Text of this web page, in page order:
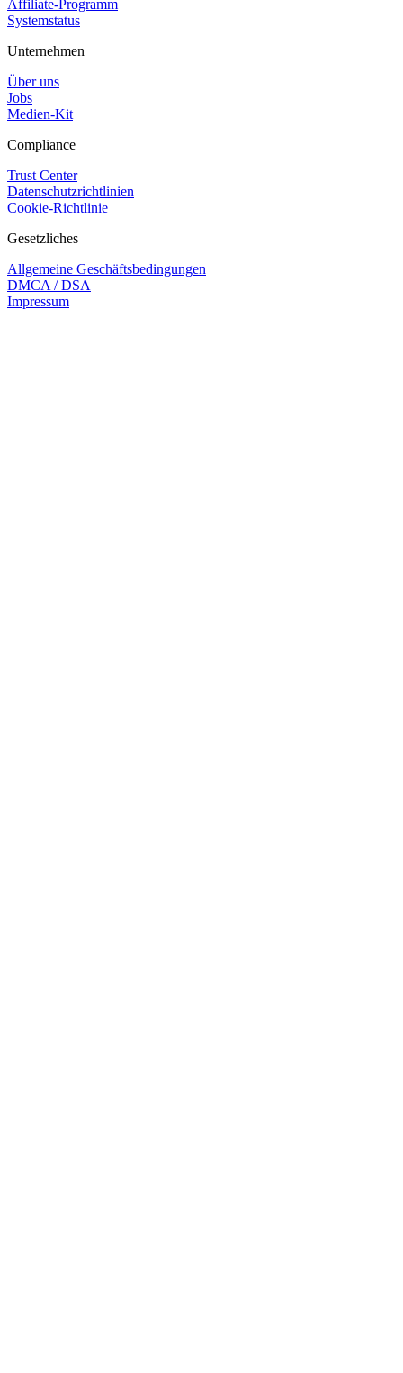
Affiliate-Programm
Systemstatus
Unternehmen
Über uns
Jobs
Medien-Kit
Compliance
Trust Center
Datenschutzrichtlinien
Cookie-Richtlinie
Gesetzliches
Allgemeine Geschäftsbedingungen
DMCA / DSA
Impressum